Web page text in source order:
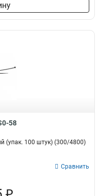
58
(упак. 100 штук) (300/4800)
Сравнить